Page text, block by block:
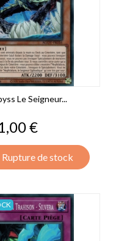
Le Seigneur...
€
Rupture de stock